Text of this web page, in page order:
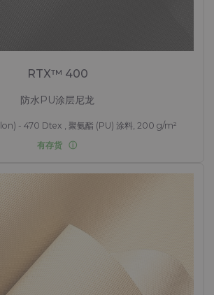
RTX™ 400
防水PU涂层尼龙
- 470 Dtex , 聚氨酯 (PU) 涂料, 200 g/m²
有存货